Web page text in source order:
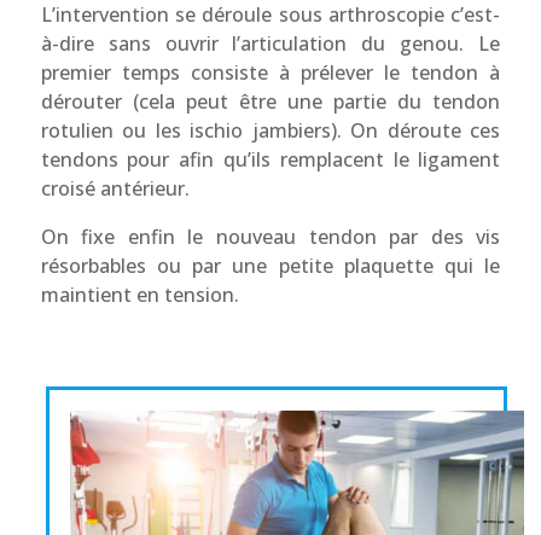
L’intervention se déroule sous arthroscopie c’est-
à-dire sans ouvrir l’articulation du genou. Le
premier temps consiste à prélever le tendon à
dérouter (cela peut être une partie du tendon
rotulien ou les ischio jambiers). On déroute ces
tendons pour afin qu’ils remplacent le ligament
croisé antérieur.
On fixe enfin le nouveau tendon par des vis
résorbables ou par une petite plaquette qui le
maintient en tension.